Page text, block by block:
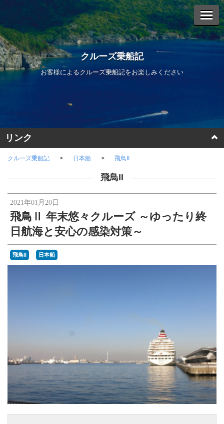
クルーズ乗船記
お客様によるクルーズ乗船記をお楽しみください
リンク
クルーズトップページ
クルーズ部ろぐ
Facebook
Twitter
Instagram
クルーズ乗船記 日本船 飛鳥II
飛鳥II
2021年01月20日
飛鳥Ⅱ 年末悠々クルーズ ～ゆったり終
日航海と安心の感染対策～
飛鳥II 日本船